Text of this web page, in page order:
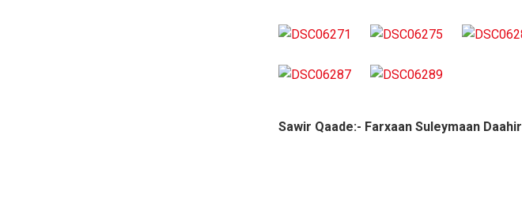
Sawir Qaade:- Farxaan Suleymaan Daahir